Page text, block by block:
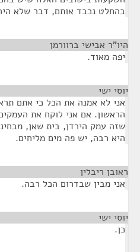
בהחלט נכבד אותם, דבר שלא
היו"ר אבישי ברוורמן
יפה מאוד.
יוסי ישי
אני לא אמנה את הכל כי אתם
הראשון. אם אני לוקח את
שזה עמק הירדן, בית שאן,
היא רבה, יש פה מים מליחים.
ראובן ריבלין
אני מבין שבדרום הכל רבה.
יוסי ישי
כן.